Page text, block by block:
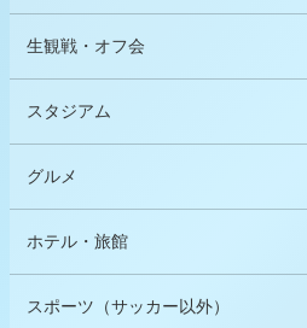
生観戦・オフ会
スタジアム
グルメ
ホテル・旅館
スポーツ（サッカー以外）